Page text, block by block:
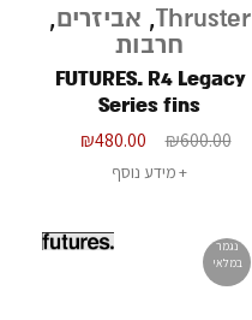
Thruster
, אביזרים,
חרבות
FUTURES. R4 Legacy
Series fins
₪600.00
₪480.00
מידע נוסף
נגמר
במלאי